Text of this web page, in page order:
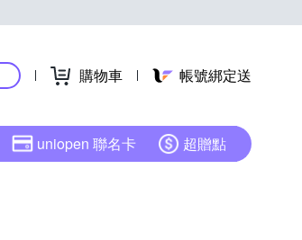
購物車 帳號綁定送
uniopen 聯名卡 超贈點